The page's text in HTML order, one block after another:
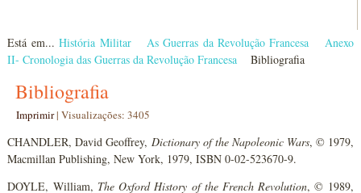
Está em...História Militar As Guerras da Revolução Francesa
Anexo
II- Cronologia das Guerras da Revolução Francesa
Bibliografia
Bibliografia
Imprimir|Visualizações: 3405
CHANDLER, David Geoffrey, Dictionary of the Napoleonic Wars, © 1979,
Macmillan Publishing, New York, 1979, ISBN 0-02-523670-9.
DOYLE, William, The Oxford History of the French Revolution, © 1989,